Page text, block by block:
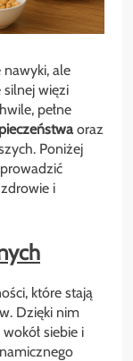
ale
więzi
pełne
oraz
Poniżej
i
które stają
Dzięki nim
siebie i